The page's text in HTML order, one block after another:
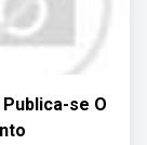
Publica-se O